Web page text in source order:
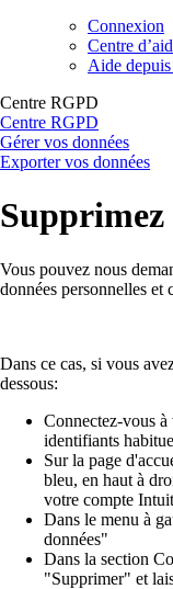
Connexion
Centre
Aide
Centre RGPD
Centre RGPD
Gérer vos données
Exporter vos données
Supprimez
Vous pouvez nous
données personnelles et
Dans ce cas, si vous
dessous:
Connectez-vous
identifiants
Sur la page
bleu, en haut à
votre compte
Dans le menu à
données"
Dans la section
"Supprimer" et